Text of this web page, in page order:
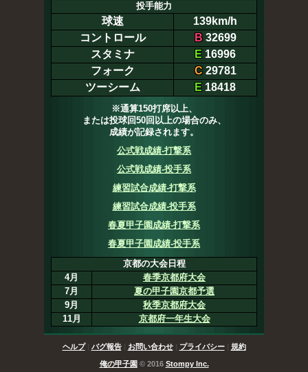
投手能力
球速
139km/h
コントロール
B32699
スタミナ
E 16996
フォーク
C29781
ツーシーム
E 18418
※通算150打席以上、
または投球回50回以上の場合のみ、
成績が記録されます。
公式戦成績-打撃系
公式戦成績-投手系
練習試合成績-打撃系
練習試合成績-投手系
春夏甲子園成績-打撃系
春夏甲子園成績-投手系
京都の大会日程
4月
春季京都府大会
7月
夏の甲子園京都予選
9月
秋季京都府大会
11月
京都府一年生大会
ヘルプ| バグ報告| お問い合わせ| プライバシー| 規約
俺の甲子園 © 2016 Stompy Inc.